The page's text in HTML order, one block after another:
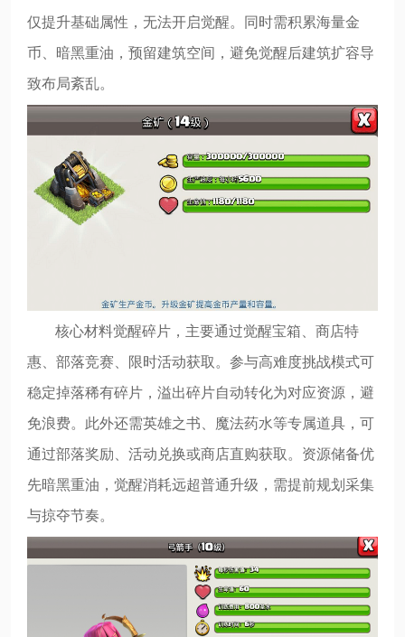
仅提升基础属性，无法开启觉醒。同时需积累海量金
币、暗黑重油，预留建筑空间，避免觉醒后建筑扩容导
致布局紊乱。
核心材料觉醒碎片，主要通过觉醒宝箱、商店特
惠、部落竞赛、限时活动获取。参与高难度挑战模式可
稳定掉落稀有碎片，溢出碎片自动转化为对应资源，避
免浪费。此外还需英雄之书、魔法药水等专属道具，可
通过部落奖励、活动兑换或商店直购获取。资源储备优
先暗黑重油，觉醒消耗远超普通升级，需提前规划采集
与掠夺节奏。